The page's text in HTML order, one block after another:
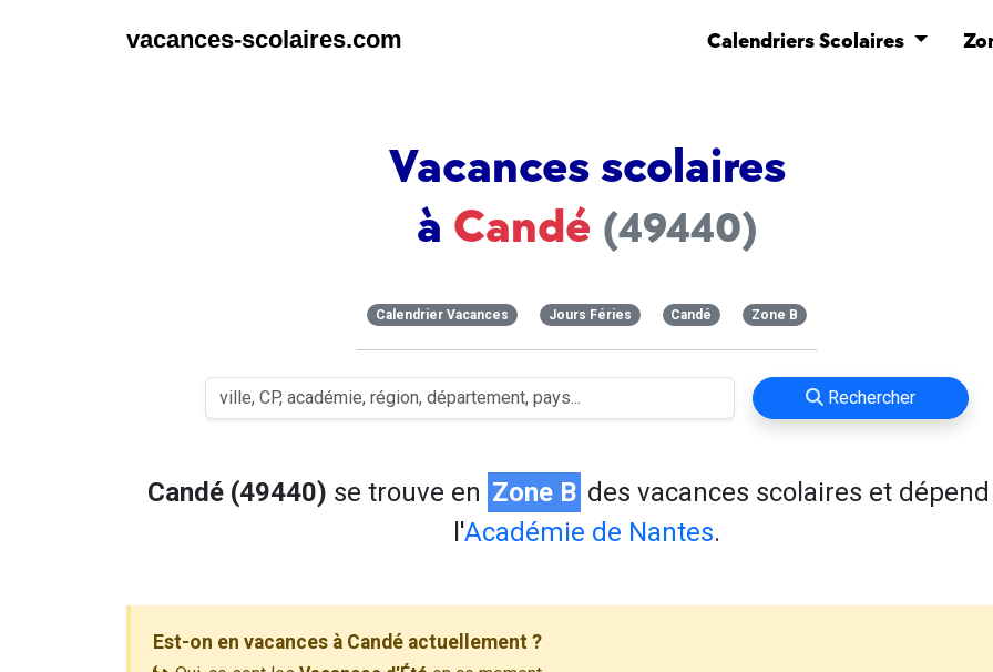
vacances-scolaires.com Calendriers Scolaires
Vacances scolaires
à Candé (49440)
Calendrier Vacances Jours Féries Candé Zone B
Rechercher
Candé (49440) se trouve en Zone B des vacances scolaires et
l'Académie de Nantes.
Est-on en vacances à Candé actuellement ?